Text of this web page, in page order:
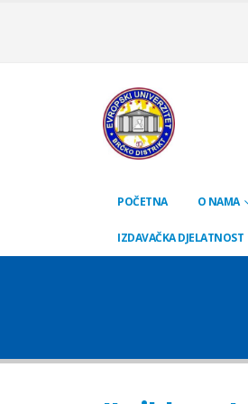
POČETNA O NAMA
IZDAVAČKA DJELATNOST